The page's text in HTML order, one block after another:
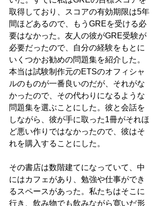
取得しており、スコアの有効期限は5年
間ほどあるので、もうGREを受ける必
要はなかった。友人の彼がGRE受験が
必要だったので、自分の経験をもとに
いくつかお勧めの問題集を紹介した。
本当は試験制作元のETSのオフィシャ
ルのものが一番良いのだが、それがな
かったので、その代わりになるような
問題集を選ぶことにした。彼と会話を
しながら、彼が手に取った1冊がそれほ
ど悪い作りではなかったので、彼はそ
れを購入することにした。
その書店は数階建てになっていて、中
にはカフェがあり、勉強や仕事ができ
るスペースがあった。私たちはそこに
行き、飲み物でも飲みながら寛いだ形